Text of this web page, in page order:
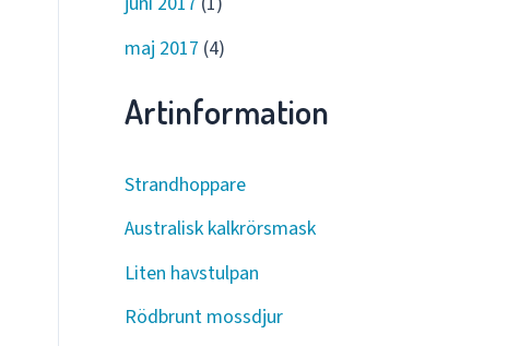
maj 2017 (4)
Artinformation
Strandhoppare
Australisk kalkrörsmask
Liten havstulpan
Rödbrunt mossdjur